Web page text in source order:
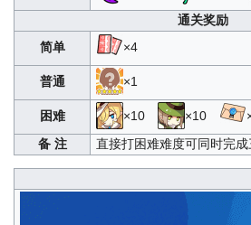
通关奖励
简单
×4
普通 ×1
困难 ×10 ×10
备 注
直接打困难难度可同时完